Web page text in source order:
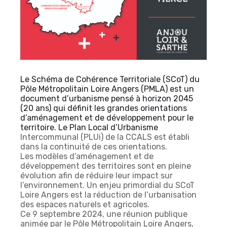
Le Schéma de Cohérence Territoriale (SCoT) du
Pôle Métropolitain Loire Angers (PMLA) est un
document d’urbanisme pensé à horizon 2045
(20 ans) qui définit les grandes orientations
d’aménagement et de développement pour le
territoire. Le Plan Local d’Urbanisme
Intercommunal (PLUi) de la CCALS est établi
dans la continuité de ces orientations.
Les modèles d’aménagement et de
développement des territoires sont en pleine
évolution afin de réduire leur impact sur
l’environnement. Un enjeu primordial du SCoT
Loire Angers est la réduction de l’urbanisation
des espaces naturels et agricoles.
Ce 9 septembre 2024, une réunion publique
animée par le Pôle Métropolitain Loire Angers,